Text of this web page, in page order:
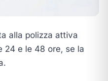
alla polizza attiva
24 e le 48 ore, se la